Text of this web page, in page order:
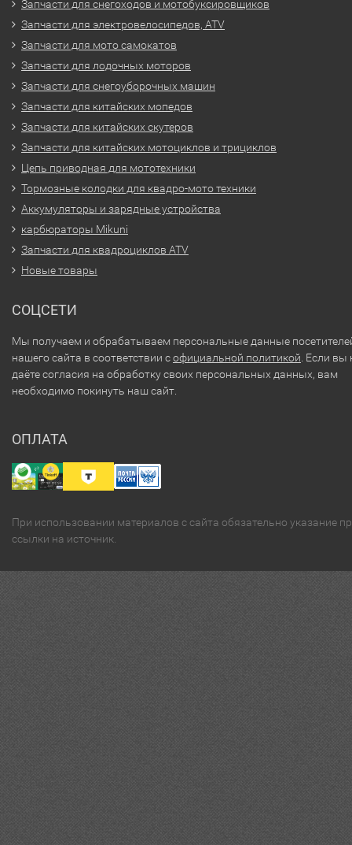
Запчасти для снегоходов и мотобуксировщиков
Запчасти для электровелосипедов, ATV
Запчасти для мото самокатов
Запчасти для лодочных моторов
Запчасти для снегоуборочных машин
Запчасти для китайских мопедов
Запчасти для китайских скутеров
Запчасти для китайских мотоциклов и трициклов
Цепь приводная для мототехники
Тормозные колодки для квадро-мото техники
Аккумуляторы и зарядные устройства
карбюраторы Mikuni
Запчасти для квадроциклов ATV
Новые товары
СОЦСЕТИ
Мы получаем и обрабатываем персональные данные
нашего сайта в соответствии софициальной политикой . Если вы
даёте согласия на обработку своих персональных данных, вам
необходимо покинуть наш сайт.
ОПЛАТА
При использовании материалов с сайта обязательно указание
ссылки на источник.